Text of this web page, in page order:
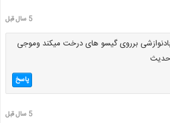
5 سال قبل
برروی گیسو های درخت میکند وموجی
حدیث
پاسخ
5 سال قبل